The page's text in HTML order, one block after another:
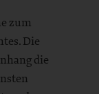
zum
Die
die